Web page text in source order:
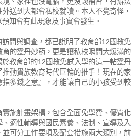
送到大都會私校就讀。本人不覺奇怪，
知會有此現象及事實會發生。
問與調查，都已說明了教育部12國教免
的靈丹妙葯，更是讓私校瞬間大爆滿的
教育部的12國教免試入學的這一帖靈丹
動貴族教育時代巨輪的推手！現在的家
多錢之意』，才能讓自己的小孩受到較
施計畫架構，包含全面免學費、優質化
適性輔導與國民素養、法制、宣導及入
可分工作要項及配套措施兩大類別，前